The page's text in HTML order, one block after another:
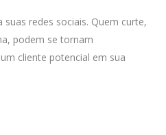
suas redes sociais. Quem curte,
podem se tornam
cliente potencial em sua